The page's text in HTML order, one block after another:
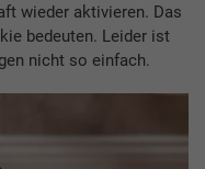
wieder aktivieren. Das
bedeuten. Leider ist
nicht so einfach.